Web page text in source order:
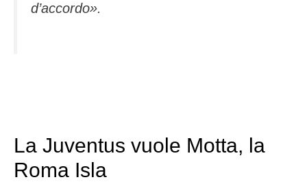
d’accordo».
La Juventus vuole Motta, la
Roma Isla